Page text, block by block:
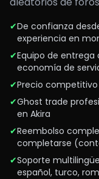
✔De confianza
experiencia en
✔Equipo de entrega
economía de
✔Precio competitivo
✔Ghost trade
en Akira
✔Reembolso
completarse
✔Soporte
español, turco,